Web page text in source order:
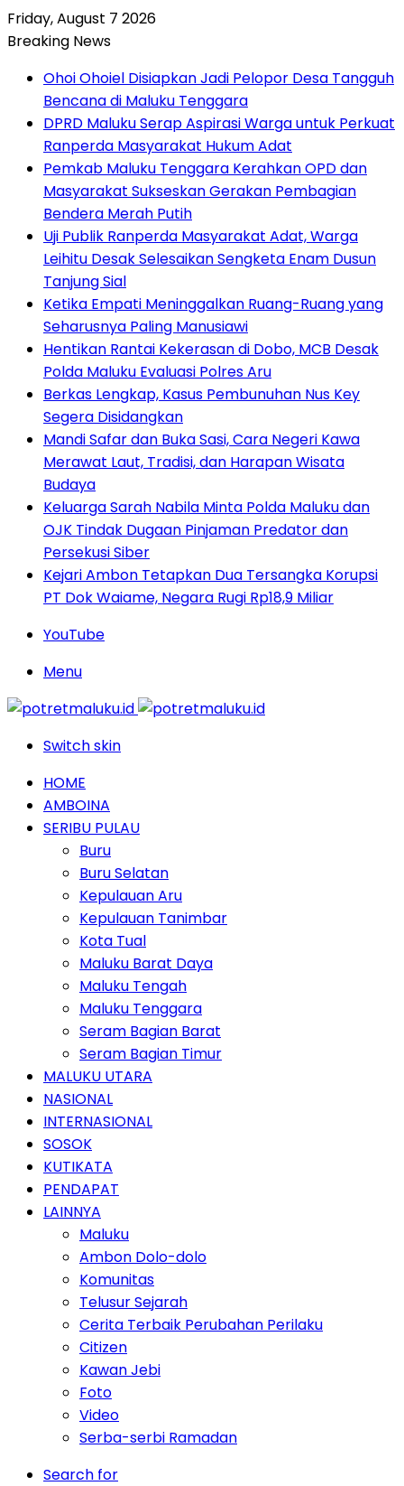
Friday, August 7 2026
Breaking News
Ohoi Ohoiel Disiapkan Jadi Pelopor Desa Tangguh
Bencana di Maluku Tenggara
DPRD Maluku Serap Aspirasi Warga untuk Perkuat
Ranperda Masyarakat Hukum Adat
Pemkab Maluku Tenggara Kerahkan OPD dan
Masyarakat Sukseskan Gerakan Pembagian
Bendera Merah Putih
Uji Publik Ranperda Masyarakat Adat, Warga
Leihitu Desak Selesaikan Sengketa Enam Dusun
Tanjung Sial
Ketika Empati Meninggalkan Ruang-Ruang yang
Seharusnya Paling Manusiawi
Hentikan Rantai Kekerasan di Dobo, MCB Desak
Polda Maluku Evaluasi Polres Aru
Berkas Lengkap, Kasus Pembunuhan Nus Key
Segera Disidangkan
Mandi Safar dan Buka Sasi, Cara Negeri Kawa
Merawat Laut, Tradisi, dan Harapan Wisata
Budaya
Keluarga Sarah Nabila Minta Polda Maluku dan
OJK Tindak Dugaan Pinjaman Predator dan
Persekusi Siber
Kejari Ambon Tetapkan Dua Tersangka Korupsi
PT Dok Waiame, Negara Rugi Rp18,9 Miliar
YouTube
Menu
Switch skin
HOME
AMBOINA
SERIBU PULAU
Buru
Buru Selatan
Kepulauan Aru
Kepulauan Tanimbar
Kota Tual
Maluku Barat Daya
Maluku Tengah
Maluku Tenggara
Seram Bagian Barat
Seram Bagian Timur
MALUKU UTARA
NASIONAL
INTERNASIONAL
SOSOK
KUTIKATA
PENDAPAT
LAINNYA
Maluku
Ambon Dolo-dolo
Komunitas
Telusur Sejarah
Cerita Terbaik Perubahan Perilaku
Citizen
Kawan Jebi
Foto
Video
Serba-serbi Ramadan
Search for